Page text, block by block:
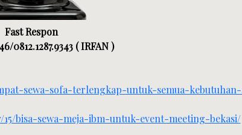
Fast Respon
0812.1287.9343 ( IRFAN )
sewa-sofa-terlengkap-untuk-semua-
bisa-sewa-meja-ibm-untuk-event-meeting-bekasi/